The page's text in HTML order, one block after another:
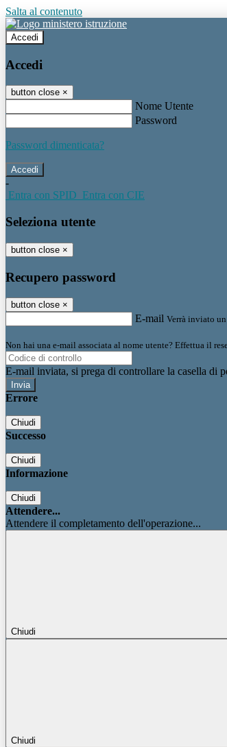
Salta al contenuto
Accedi
Accedi
button close ×
Nome Utente
Password
Password dimenticata?
-
Entra con SPID Entra con CIE
Seleziona utente
button close ×
Recupero password
button close ×
E-mail Verrà inviato
Non hai una e-mail associata al nome utente? Effettua il
E-mail inviata, si prega di controllare la casella di
Errore
Chiudi
Successo
Chiudi
Informazione
Chiudi
Attendere...
Attendere il completamento dell'operazione...
Chiudi
Chiudi